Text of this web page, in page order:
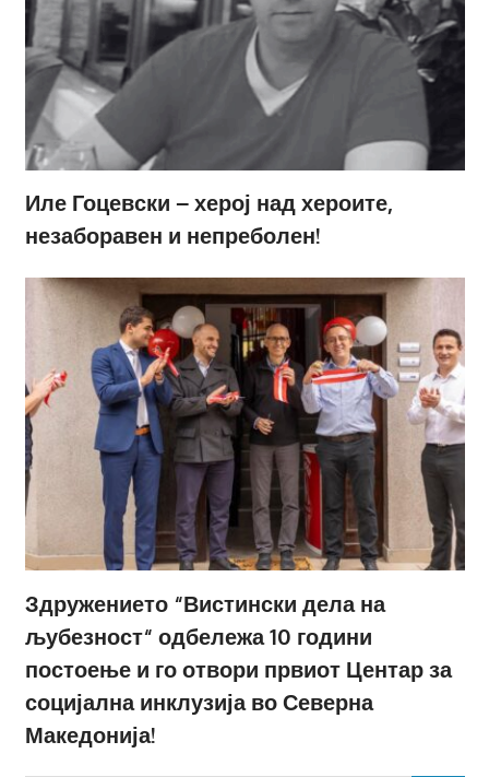
Иле Гоцевски – херој над хероите,
незаборавен и непреболен!
Здружението “Вистински дела на
љубезност“ одбележа 10 години
постоење и го отвори првиот Центар за
социјална инклузија во Северна
Македонија!